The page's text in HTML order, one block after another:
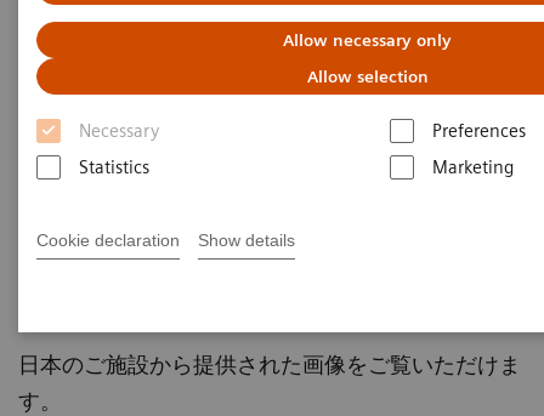
Allow necessary only
Allow selection
Necessary
Preferences
Statistics
Marketing
Cookie declaration Show details
日本のご施設から提供された画像をご覧いただけま
す。